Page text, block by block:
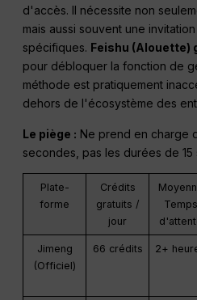
d'accès. Il nécessite non
mais aussi souvent une
spécifiques. Feishu (Alouette)
pour débloquer la fonction de
méthode est pratiquement
dehors de l'écosystème des
Le piège : Ne prend en charge
secondes, pas les durées de 15
Plate-
forme
Crédits
gratuits /
jour
Temps
Jimeng
(Officiel)
66 crédits 2+